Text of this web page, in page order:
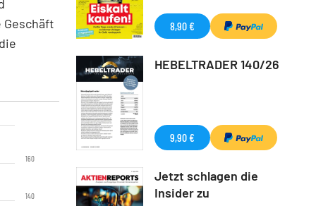
140
160
8,90 €
HEBELTRADER 140/26
9,90 €
Jetzt schlagen die
Insider zu